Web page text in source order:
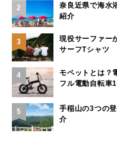
2
奈良近県で海水
紹介
3
現役サーファー
サーフTシャツ
4
モペットとは？
フル電動自転車
5
手稲山の3つの
介